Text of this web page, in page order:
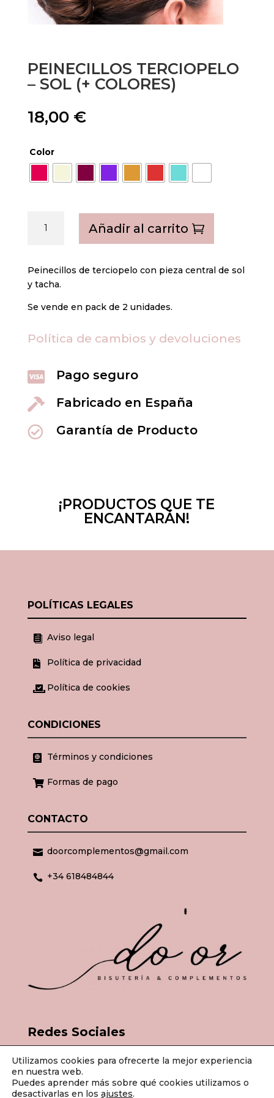
PEINECILLOS TERCIOPELO
– SOL (+ COLORES)
18,00 €
Color
terciopelo
(+
colores)
cantidad
Añadir al carrito
Peinecillos de terciopelo con pieza central de sol
y tacha.
Se vende en pack de 2 unidades.
Política de cambios y devoluciones
 Pago seguro
 Fabricado en España
 Garantía de Producto
¡PRODUCTOS QUE TE
ENCANTARÁN!
POLÍTICAS LEGALES
 Aviso legal
 Política de privacidad
 Política de cookies
CONDICIONES
 Términos y condiciones
 Formas de pago
CONTACTO
 doorcomplementos@gmail.com
 +34 618484844
Redes Sociales
Utilizamos cookies para ofrecerte la mejor experiencia
en nuestra web.
Puedes aprender más sobre qué cookies utilizamos o
desactivarlas en los ajustes.